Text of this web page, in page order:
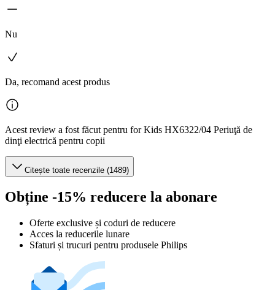
Nu
Da, recomand acest produs
Acest review a fost făcut pentru for Kids HX6322/04 Periuţă de
dinţi electrică pentru copii
Citește toate recenzile (1489)
Obține -15% reducere la abonare
Oferte exclusive și coduri de reducere
Acces la reducerile lunare
Sfaturi și trucuri pentru produsele Philips